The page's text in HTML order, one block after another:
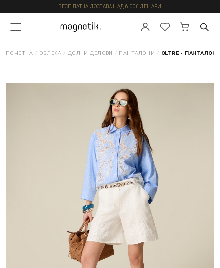
БЕСПЛАТНА ДОСТАВА НАД 6.000 ДЕНАРИ
ПОЧЕТНА / ОБЛЕКА / ДОЛНИ ДЕЛОВИ / ПАНТАЛОНИ / OLTRE -